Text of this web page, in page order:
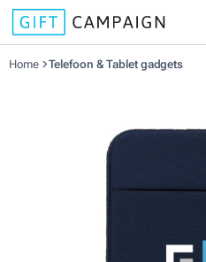
Home Telefoon & Tablet gadgets